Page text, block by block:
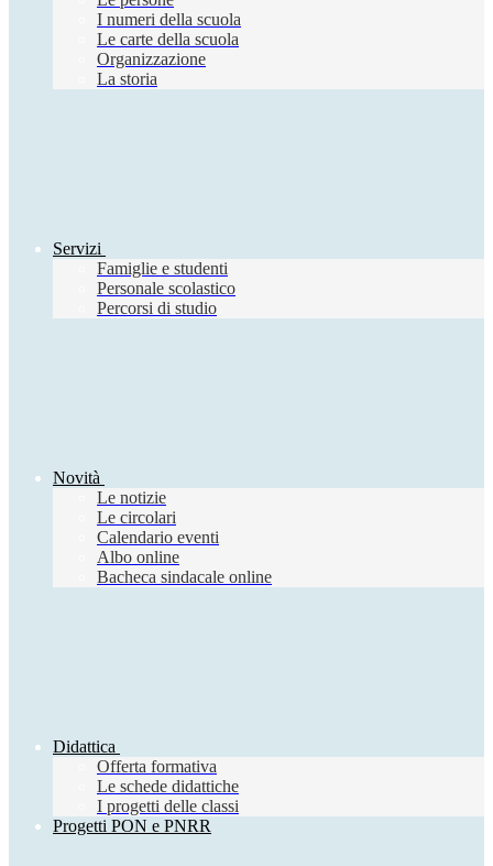
I numeri della scuola
Le carte della scuola
Organizzazione
La storia
Servizi
Famiglie e studenti
Personale scolastico
Percorsi di studio
Novità
Le notizie
Le circolari
Calendario eventi
Albo online
Bacheca sindacale online
Didattica
Offerta formativa
Le schede didattiche
I progetti delle classi
Progetti PON e PNRR